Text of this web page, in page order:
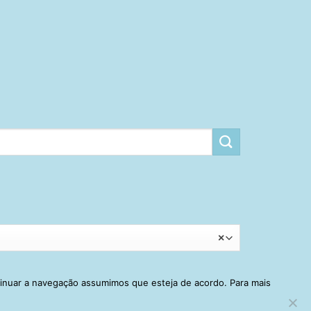
×
a navegação assumimos que esteja de acordo. Para mais